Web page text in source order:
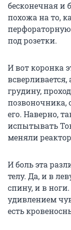
бесконечная и
похожа на то,
перфораторную
под розетки.
И вот коронка
грудину,
позвоночника,
его. Наверно,
испытывать
меняли
И боль эта
телу. Да, и в
спину, и в
удивлением
есть